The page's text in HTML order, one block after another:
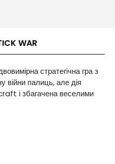
WAR
стратегічна гра з
палиць, але дія
і збагачена веселими